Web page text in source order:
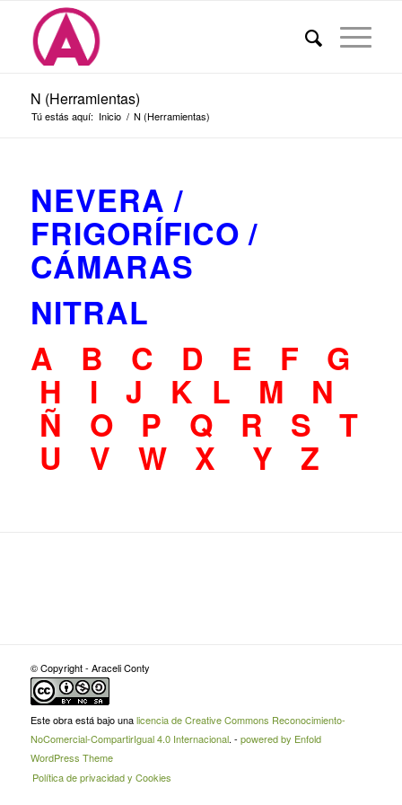
N (Herramientas)
Tú estás aquí: Inicio / N (Herramientas)
NEVERA /
FRIGORÍFICO /
CÁMARAS
NITRAL
A
B C D E F G
H I J K L M N
Ñ O P Q R S T
U V W X Y Z
© Copyright - Araceli Conty
Este obra está bajo unalicencia de Creative Commons Reconocimiento-
NoComercial-CompartirIgual 4.0 Internacional. - powered by Enfold
WordPress Theme
Política de privacidad y Cookies